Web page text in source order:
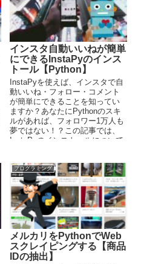
インスタ自動いいねが簡単
にできるInstaPyのインス
トール【Python】
InstaPyを使えば、インスタで自
動いいね・フォロー・コメント
が簡単にできることを知ってい
ますか？あなたにPythonのスキ
ルがあれば、フォロワー1万人も
夢ではない！？この記事では、
InstaPyのインストールについて
プログラミング
メルカリをPythonでWeb
スクレイピングする【商品
IDの抽出】